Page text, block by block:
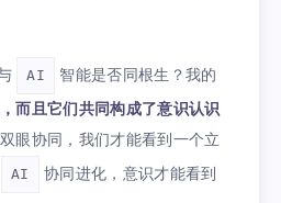
AI
智能是否同根生？我的
而且它们共同构成了意识认识
眼协同，我们才能看到一个立
AI
协同进化，意识才能看到